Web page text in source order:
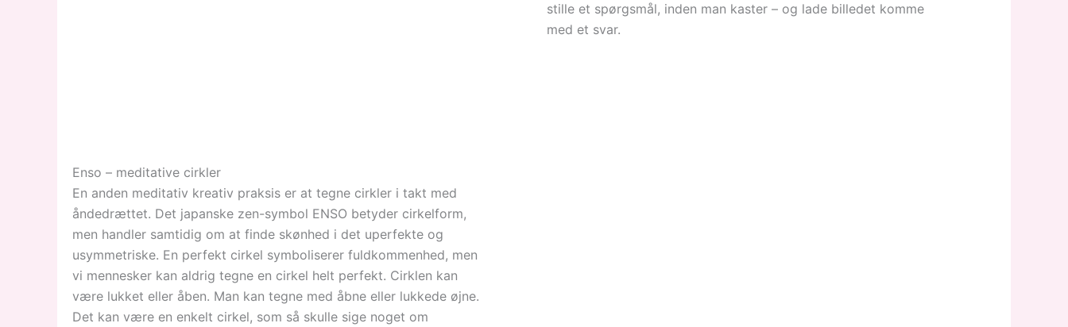
stille et spørgsmål, inden man kaster – og lade billedet komme
med et svar.
Enso – meditative cirkler
En anden meditativ kreativ praksis er at tegne cirkler i takt med
åndedrættet. Det japanske zen-symbol ENSO betyder cirkelform,
men handler samtidig om at finde skønhed i det uperfekte og
usymmetriske. En perfekt cirkel symboliserer fuldkommenhed, men
vi mennesker kan aldrig tegne en cirkel helt perfekt. Cirklen kan
være lukket eller åben. Man kan tegne med åbne eller lukkede øjne.
Det kan være en enkelt cirkel, som så skulle sige noget om